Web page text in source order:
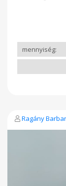
Ragány